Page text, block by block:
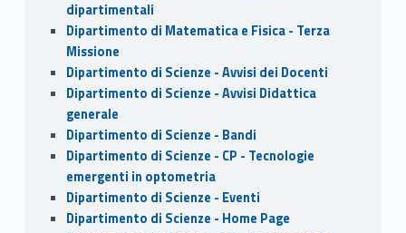
dipartimentali
Dipartimento di Matematica e Fisica - Terza
Missione
Dipartimento di Scienze - Avvisi dei Docenti
Dipartimento di Scienze - Avvisi Didattica
generale
Dipartimento di Scienze - Bandi
Dipartimento di Scienze - CP - Tecnologie
emergenti in optometria
Dipartimento di Scienze - Eventi
Dipartimento di Scienze - Home Page